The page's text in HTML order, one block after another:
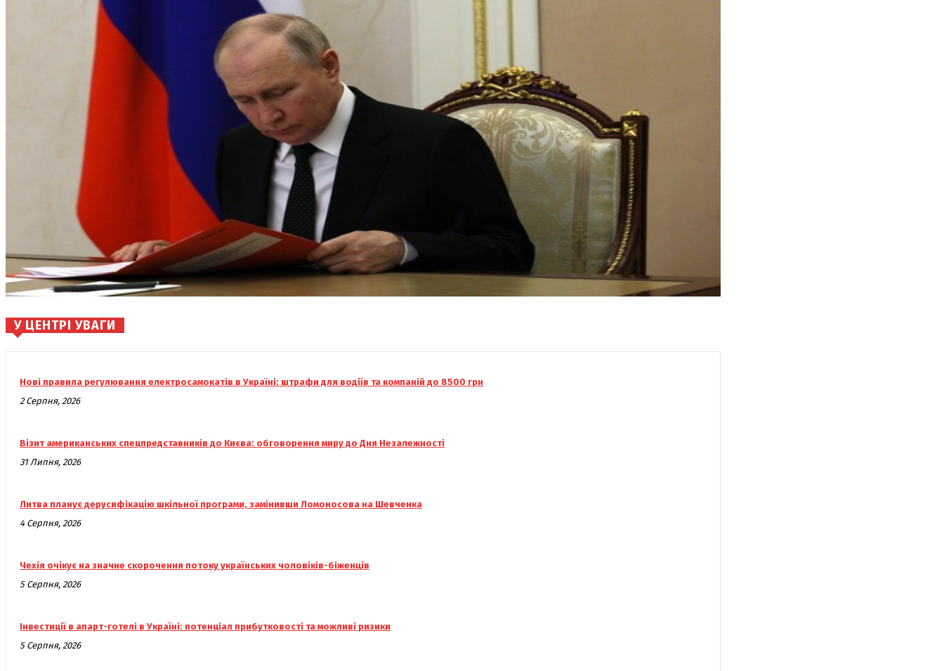
У ЦЕНТРІ УВАГИ
Нові правила регулювання електросамокатів в Україні: штрафи для водіїв та компаній до 8500 грн
2 Серпня, 2026
Візит американських спецпредставників до Києва: обговорення миру до Дня Незалежності
31 Липня, 2026
Литва планує дерусифікацію шкільної програми, замінивши Ломоносова на Шевченка
4 Серпня, 2026
Чехія очікує на значне скорочення потоку українських чоловіків-біженців
5 Серпня, 2026
Інвестиції в апарт-готелі в Україні: потенціал прибутковості та можливі ризики
5 Серпня, 2026